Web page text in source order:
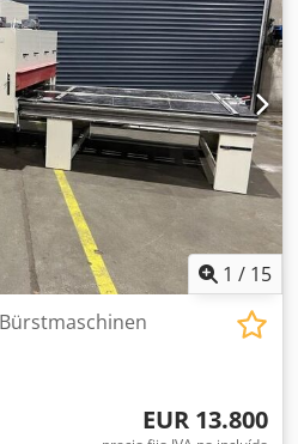
1 / 15
EUR 13.800